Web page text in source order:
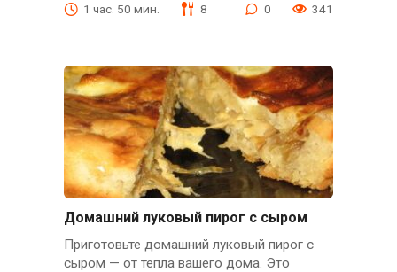
1 час. 50 мин. 8 0 341
Домашний луковый пирог с сыром
Приготовьте домашний луковый пирог с
сыром — от тепла вашего дома. Это